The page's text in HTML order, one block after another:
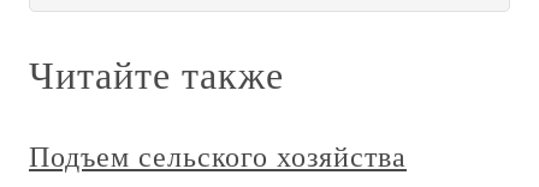
Читайте также
Подъем сельского хозяйства